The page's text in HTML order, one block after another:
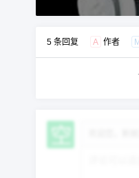
5 条回复 A 作者